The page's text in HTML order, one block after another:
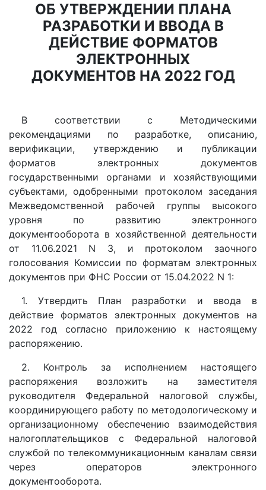
ОБ УТВЕРЖДЕНИИ ПЛАНА
РАЗРАБОТКИ И ВВОДА В
ДЕЙСТВИЕ ФОРМАТОВ
ЭЛЕКТРОННЫХ
ДОКУМЕНТОВ НА 2022 ГОД
В соответствии с Методическими
рекомендациями по разработке, описанию,
верификации, утверждению и публикации
форматов электронных документов
государственными органами и хозяйствующими
субъектами, одобренными протоколом заседания
Межведомственной рабочей группы высокого
уровня по развитию электронного
документооборота в хозяйственной деятельности
от 11.06.2021 N 3, и протоколом заочного
голосования Комиссии по форматам электронных
документов при ФНС России от 15.04.2022 N 1:
1. Утвердить План разработки и ввода в
действие форматов электронных документов на
2022 год согласно приложению к настоящему
распоряжению.
2. Контроль за исполнением настоящего
распоряжения возложить на заместителя
руководителя Федеральной налоговой службы,
координирующего работу по методологическому и
организационному обеспечению взаимодействия
налогоплательщиков с Федеральной налоговой
службой по телекоммуникационным каналам связи
через операторов электронного
документооборота.